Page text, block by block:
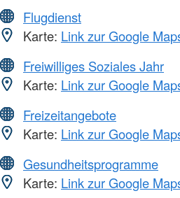
Flugdienst
Karte: Link zur Google
Freiwilliges Soziales Jahr
Karte: Link zur Google
Freizeitangebote
Karte: Link zur Google
Gesundheitsprogramme
Karte: Link zur Google